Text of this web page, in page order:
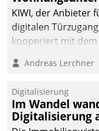
KIWI, der Anbieter
digitalen
kooperiert mit dem
Andreas Lerchner
Digitalisierung
Im Wandel
Digitalisierung